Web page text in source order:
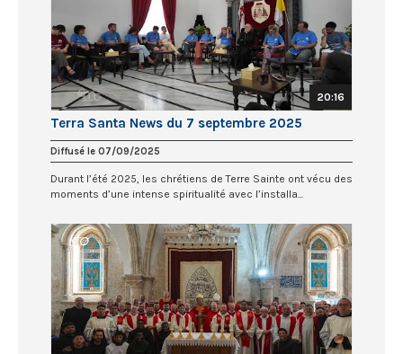
20:16
Terra Santa News du 7 septembre 2025
Diffusé le 07/09/2025
Durant l’été 2025, les chrétiens de Terre Sainte ont vécu des
moments d’une intense spiritualité avec l’installa...